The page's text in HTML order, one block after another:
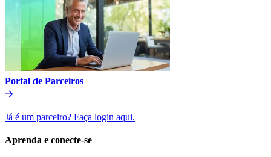
Portal de Parceiros​​
Já é um parceiro? Faça login aqui.​​
Aprenda e conecte-se​​